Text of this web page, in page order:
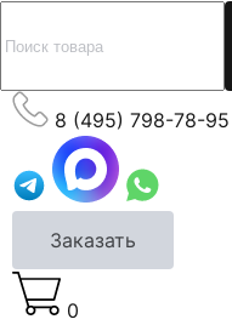
8 (495) 798-78-95
Заказать
0